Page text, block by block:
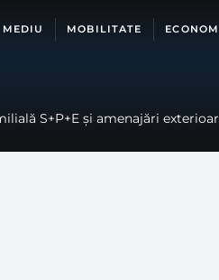
MEDIU MOBILITATE
S+P+E și amenajări